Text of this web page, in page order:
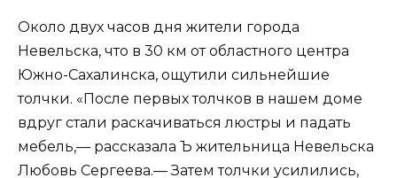
Около двух часов дня жители города
Невельска, что в 30 км от областного центра
Южно-Сахалинска, ощутили сильнейшие
толчки. «После первых толчков в нашем доме
вдруг стали раскачиваться люстры и падать
мебель,— рассказала Ъ жительница Невельска
Любовь Сергеева.— Затем толчки усилились,